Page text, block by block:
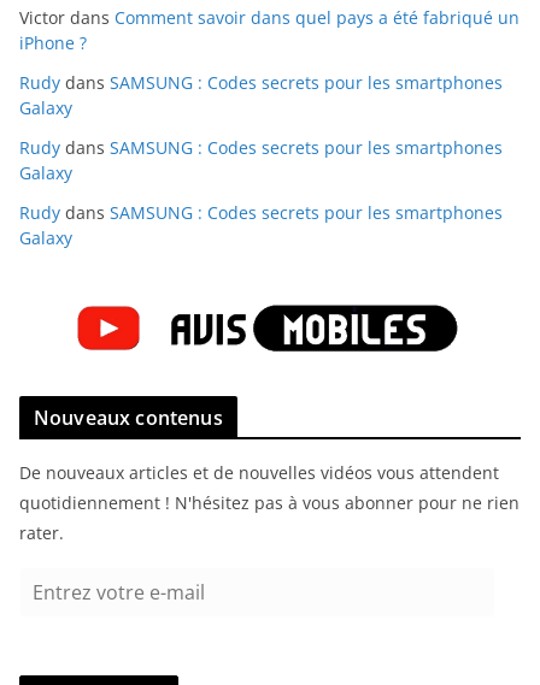
Victor dans Comment savoir dans quel pays a été fabriqué un
iPhone ?
Rudy dans SAMSUNG : Codes secrets pour les smartphones
Galaxy
Rudy dans SAMSUNG : Codes secrets pour les smartphones
Galaxy
Rudy dans SAMSUNG : Codes secrets pour les smartphones
Galaxy
Nouveaux contenus
De nouveaux articles et de nouvelles vidéos vous attendent
quotidiennement ! N'hésitez pas à vous abonner pour ne rien
rater.
r